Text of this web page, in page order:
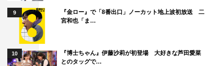
9
『金ロー』で「8番出口」ノーカット地上波初放送 二
宮和也「ま…
10
『博士ちゃん』伊藤沙莉が初登場 大好きな芦田愛菜
とのタッグで…